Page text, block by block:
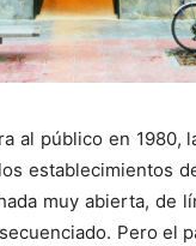
al público en 1980,
establecimientos
muy abierta, de
Pero el